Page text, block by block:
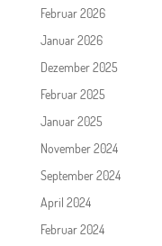
Februar 2026
Januar 2026
Dezember 2025
Februar 2025
Januar 2025
November 2024
September 2024
April 2024
Februar 2024